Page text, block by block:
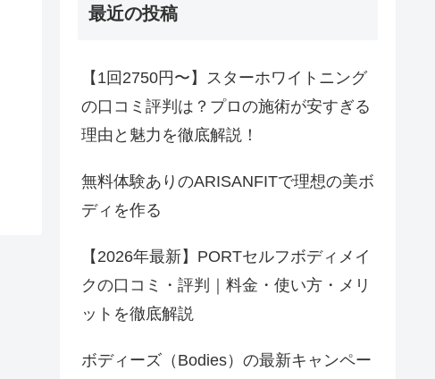
最近の投稿
【1回2750円〜】スターホワイトニング
の口コミ評判は？プロの施術が安すぎる
理由と魅力を徹底解説！
無料体験ありのARISANFITで理想の美ボ
ディを作る
【2026年最新】PORTセルフボディメイ
クの口コミ・評判｜料金・使い方・メリ
ットを徹底解説
ボディーズ（Bodies）の最新キャンペー